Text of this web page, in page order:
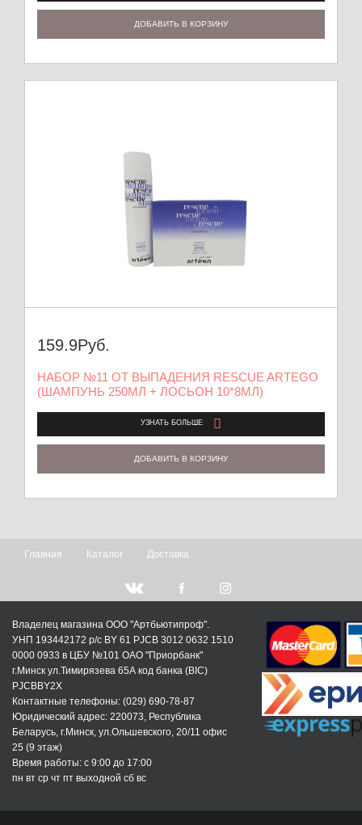
ДОБАВИТЬ В КОРЗИНУ
159.9Руб.
НАБОР №11 ОТ ВЫПАДЕНИЯ RESCUE ARTEGO
(ШАМПУНЬ 250МЛ + ЛОСЬОН 10*8МЛ)
УЗНАТЬ БОЛЬШЕ
ДОБАВИТЬ В КОРЗИНУ
Главная Каталог Доставка
Владелец магазина ООО "Артбьютипроф".
УНП 193442172 р/с BY 61 PJCB 3012 0632 1510
0000 0933 в ЦБУ №101 ОАО "Приорбанк"
г.Минск ул.Тимирязева 65А код банка (BIC)
PJCBBY2X
Контактные телефоны: (029) 690-78-87
Юридический адрес: 220073, Республика
Беларусь, г.Минск, ул.Ольшевского, 20/11 офис
25 (9 этаж)
Время работы: c 9:00 до 17:00
пн вт ср чт пт выходной сб вс